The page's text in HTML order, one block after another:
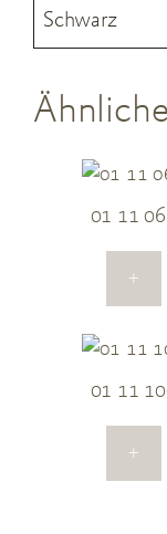
Schwarz
01 11
+
01 11
+